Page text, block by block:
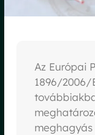
Az Európai
1896/2006/